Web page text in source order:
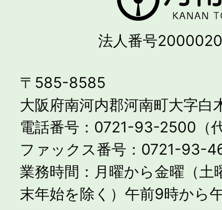
法人番号
〒585-8585
大阪府南河内郡河南町大字白
電話番号：0721-93-2500（
ファックス番号：0721-93-
業務時間：月曜から金曜（土
末年始を除く）午前9時から